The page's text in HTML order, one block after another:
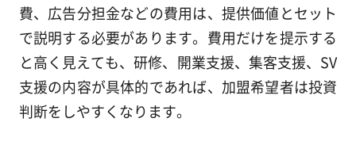
費、広告分担金などの費用は、提供価値とセット
で説明する必要があります。費用だけを提示する
と高く見えても、研修、開業支援、集客支援、SV
支援の内容が具体的であれば、加盟希望者は投資
判断をしやすくなります。